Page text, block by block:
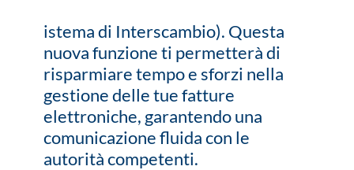
istema di Interscambio). Questa
nuova funzione ti permetterà di
risparmiare tempo e sforzi nella
gestione delle tue fatture
elettroniche, garantendo una
comunicazione fluida con le
autorità competenti.